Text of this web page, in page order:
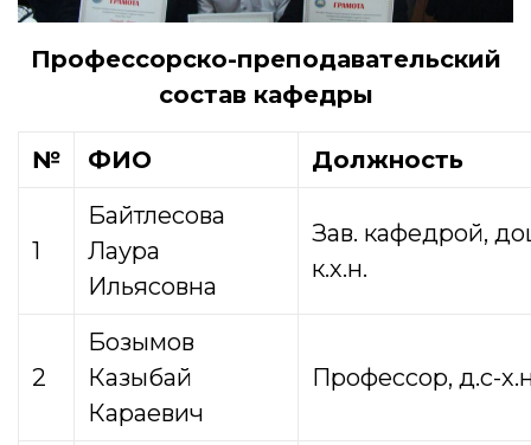
Профессорско-преподавательский
состав кафедры
№ ФИО Должность
1
Байтлесова
Лаура
Ильясовна
Зав. кафедрой,
к.х.н.
2
Бозымов
Казыбай
Караевич
Профессор, д.с-